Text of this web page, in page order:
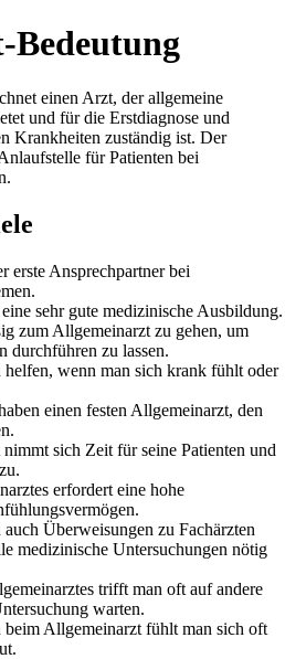
Bedeutung
einen Arzt, der allgemeine
und für die Erstdiagnose und
Krankheiten zuständig ist. Der
für Patienten bei
erste Ansprechpartner bei
sehr gute medizinische Ausbildung.
zum Allgemeinarzt zu gehen, um
durchführen zu lassen.
wenn man sich krank fühlt oder
einen festen Allgemeinarzt, den
sich Zeit für seine Patienten und
erfordert eine hohe
Überweisungen zu Fachärzten
medizinische Untersuchungen nötig
trifft man oft auf andere
warten.
beim Allgemeinarzt fühlt man sich oft